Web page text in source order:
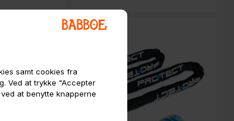
samt cookies fra
Ved at trykke "Accepter
at benytte knapperne